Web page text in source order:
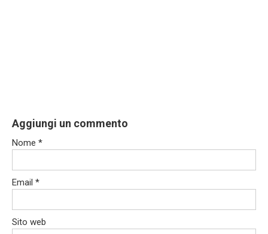
Aggiungi un commento
Nome *
Email *
Sito web